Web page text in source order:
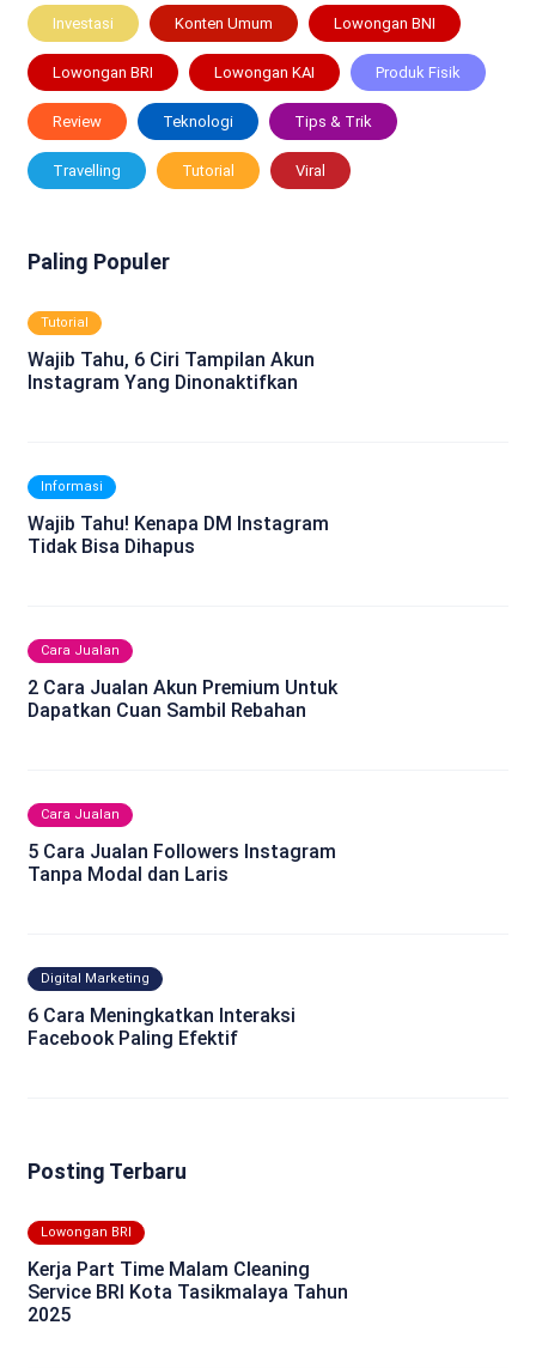
Investasi Konten Umum Lowongan BNI
Lowongan BRI Lowongan KAI Produk Fisik
Review Teknologi Tips & Trik
Travelling Tutorial Viral
Paling Populer
Tutorial
Wajib Tahu, 6 Ciri Tampilan Akun
Instagram Yang Dinonaktifkan
Informasi
Wajib Tahu! Kenapa DM Instagram
Tidak Bisa Dihapus
Cara Jualan
2 Cara Jualan Akun Premium Untuk
Dapatkan Cuan Sambil Rebahan
Cara Jualan
5 Cara Jualan Followers Instagram
Tanpa Modal dan Laris
Digital Marketing
6 Cara Meningkatkan Interaksi
Facebook Paling Efektif
Posting Terbaru
Lowongan BRI
Kerja Part Time Malam Cleaning
Service BRI Kota Tasikmalaya Tahun
2025